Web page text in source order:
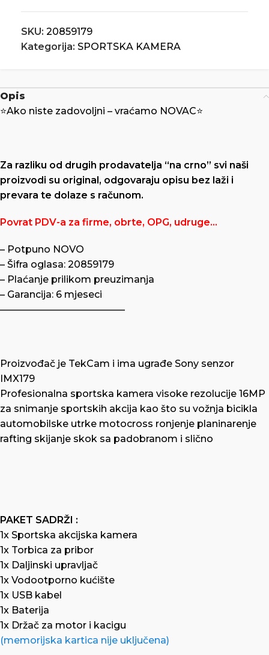
SKU: 20859179
Kategorija: SPORTSKA KAMERA
Opis
⭐️Ako niste zadovoljni – vraćamo NOVAC⭐️
Za razliku od drugih prodavatelja “na crno” svi naši
proizvodi su original, odgovaraju opisu bez laži i
prevara te dolaze s računom.
Povrat PDV-a za firme, obrte, OPG, udruge…
– Potpuno NOVO
– Šifra oglasa: 20859179
– Plaćanje prilikom preuzimanja
– Garancija: 6 mjeseci
—————————————
Proizvođač je TekCam i ima ugrađe Sony senzor
IMX179
Profesionalna sportska kamera visoke rezolucije 16MP
za snimanje sportskih akcija kao što su vožnja bicikla
automobilske utrke motocross ronjenje planinarenje
rafting skijanje skok sa padobranom i slično
PAKET SADRŽI :
1x Sportska akcijska kamera
1x Torbica za pribor
1x Daljinski upravljač
1x Vodootporno kućište
1x USB kabel
1x Baterija
1x Držač za motor i kacigu
(memorijska kartica nije uključena)